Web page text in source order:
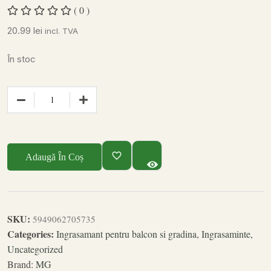
( 0 )
20.99 lei incl. TVA
În stoc
Adaugă În Coș
SKU: 5949062705735
Categories: Ingrasamant pentru balcon si gradina, Ingrasaminte,
Uncategorized
Brand: MG